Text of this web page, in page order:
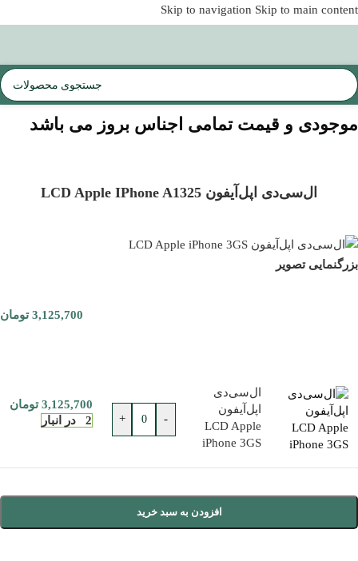
Skip to navigation Skip to main content
موجودی و قیمت تمامی اجناس بروز می باشد
ال‌سی‌دی اپل‌آیفون LCD Apple IPhone A1325
بزرگنمایی تصویر
3,125,700 تومان
ال‌سی‌دی
اپل‌آیفون
LCD Apple
iPhone 3GS
-
+
3,125,700 تومان
2 در انبار
افزودن به سبد خرید